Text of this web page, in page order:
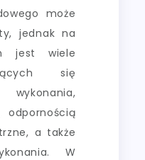
może
jednak na
jest wiele
się
odpornością
a także
W